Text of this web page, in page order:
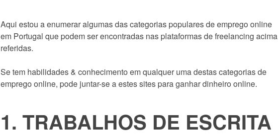
Aqui estou a enumerar algumas das categorias populares de emprego online
em Portugal que podem ser encontradas nas plataformas de freelancing acima
referidas.
Se tem habilidades & conhecimento em qualquer uma destas categorias de
emprego online, pode juntar-se a estes sites para ganhar dinheiro online.
1. TRABALHOS DE ESCRITA